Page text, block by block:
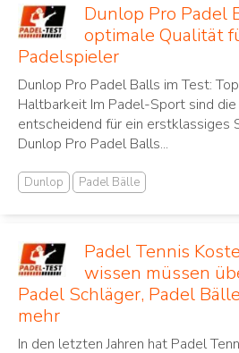
Dunlop Pro Padel
optimale Qualität
Padelspieler
Dunlop Pro Padel Balls im Test:
Haltbarkeit Im Padel-Sport sind
entscheidend für ein erstklassiges
Dunlop Pro Padel Balls...
Dunlop Padel Bälle
Padel Tennis
wissen müssen
Padel Schläger, Padel
mehr
In den letzten Jahren hat Padel